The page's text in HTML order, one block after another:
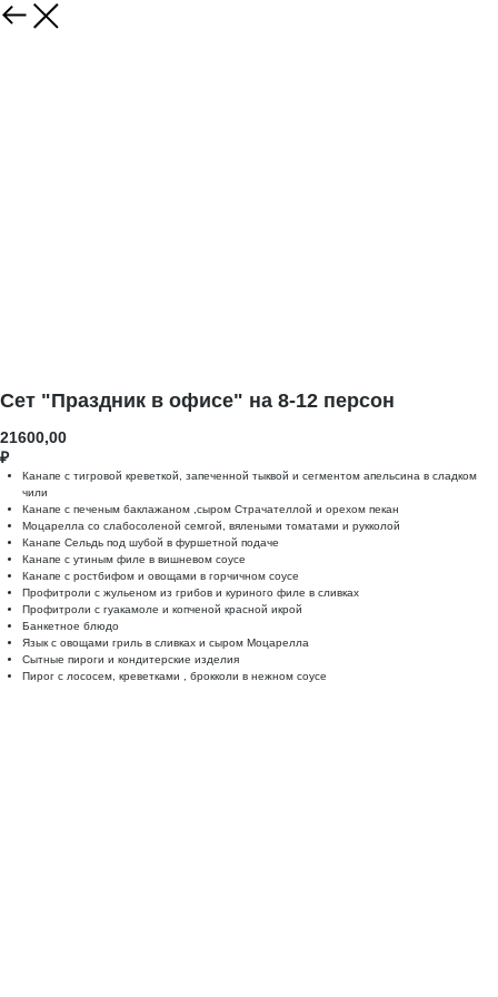
Сет "Праздник в офисе" на 8-12 персон
21600,00
₽
Канапе с тигровой креветкой, запеченной тыквой и сегментом апельсина в сладком
чили
Канапе с печеным баклажаном ,сыром Страчателлой и орехом пекан
Моцарелла со слабосоленой семгой, вялеными томатами и рукколой
Канапе Сельдь под шубой в фуршетной подаче
Канапе с утиным филе в вишневом соусе
Канапе с ростбифом и овощами в горчичном соусе
Профитроли с жульеном из грибов и куриного филе в сливках
Профитроли с гуакамоле и копченой красной икрой
Банкетное блюдо
Язык с овощами гриль в сливках и сыром Моцарелла
Сытные пироги и кондитерские изделия
Пирог с лососем, креветками , брокколи в нежном соусе